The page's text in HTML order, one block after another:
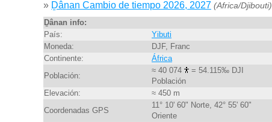
» Ḏânan Cambio de tiempo 2026, 2027 (Africa/Djibouti)
Ḏânan info:
País:
Yibuti
Moneda:
DJF, Franc
Continente:
África
Población:
≈ 40 074
= 54.115‰ DJI
Población
Elevación:
≈ 450 m
Coordenadas GPS
11° 10' 60" Norte, 42° 55' 60"
Oriente